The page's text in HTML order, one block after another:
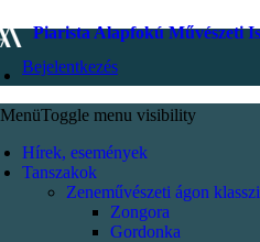
Piarista Alapfokú Művészeti
Bejelentkezés
MenüToggle menu visibility
Hírek, események
Tanszakok
Zeneművészeti ágon
Zongora
Gordonka